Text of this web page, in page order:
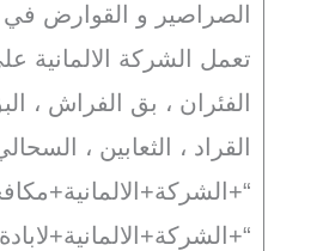
الصراصير و القوارض في
تعمل الشركة الالمانية
الفئران ، بق الفراش ،
القراد ، الثعابين ،